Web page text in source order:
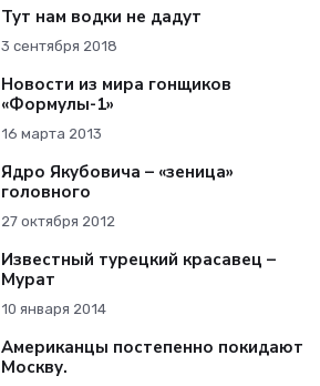
Тут нам водки не дадут
3 сентября 2018
Новости из мира гонщиков
«Формулы-1»
16 марта 2013
Ядро Якубовича – «зеница»
головного
27 октября 2012
Известный турецкий красавец –
Мурат
10 января 2014
Американцы постепенно покидают
Москву.